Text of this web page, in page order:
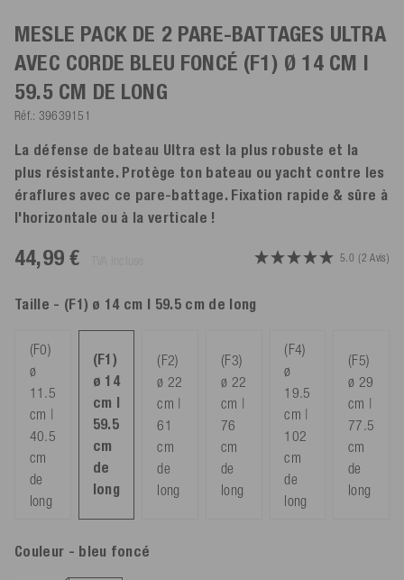
MESLE PACK DE 2 PARE-BATTAGES ULTRA
AVEC CORDE BLEU FONCÉ (F1) Ø 14 CM |
59.5 CM DE LONG
Réf.: 39639151
La défense de bateau Ultra est la plus robuste et la
plus résistante. Protège ton bateau ou yacht contre les
éraflures avec ce pare-battage. Fixation rapide & sûre à
l'horizontale ou à la verticale !
44,99 € 5.0 (2 Avis)
Taille - (F1) ø 14 cm | 59.5 cm de long
(F0)
ø
11.5
cm |
40.5
cm
de
long
(F1)
ø 14
cm |
59.5
cm
de
long
(F2)
ø 22
cm |
61
cm
de
long
(F3)
ø 22
cm |
76
cm
de
long
(F4)
ø
19.5
cm |
102
cm
de
long
(F5)
ø 29
cm |
77.5
cm
de
long
Couleur - bleu foncé